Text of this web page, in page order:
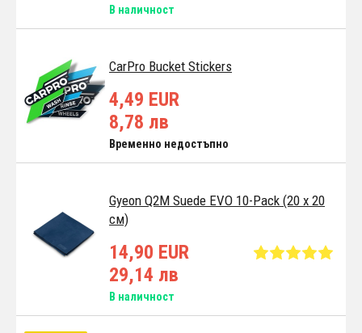
В наличност
CarPro Bucket Stickers
4,49 EUR
8,78 лв
Временно недостъпно
Gyeon Q2M Suede EVO 10-Pack (20 x 20
см)
14,90 EUR
29,14 лв
В наличност